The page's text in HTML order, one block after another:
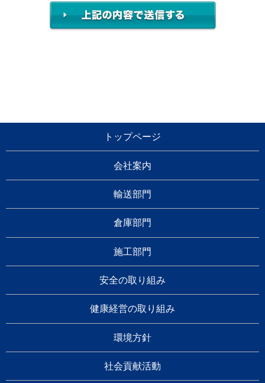
トップページ
会社案内
輸送部門
倉庫部門
施工部門
安全の取り組み
健康経営の取り組み
環境方針
社会貢献活動